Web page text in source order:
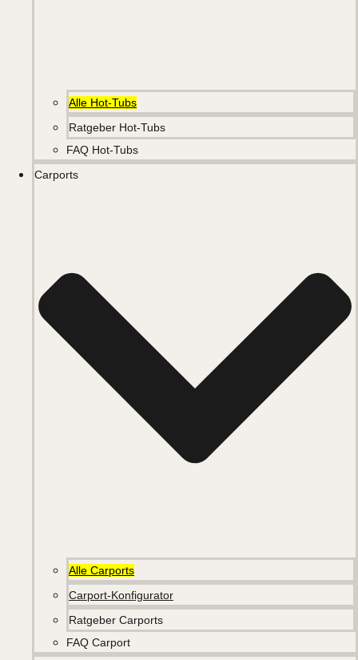
Alle Hot-Tubs
Ratgeber Hot-Tubs
FAQ Hot-Tubs
Carports
Alle Carports
Carport-Konfigurator
Ratgeber Carports
FAQ Carport